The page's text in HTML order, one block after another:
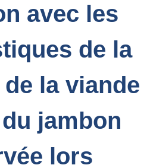
avec les
de la
la viande
jambon
lors